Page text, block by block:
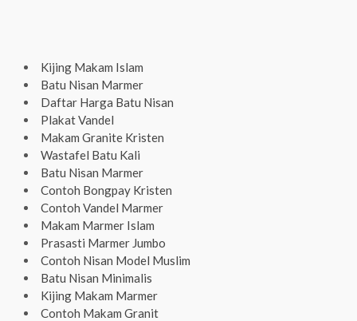
Kijing Makam Islam
Batu Nisan Marmer
Daftar Harga Batu Nisan
Plakat Vandel
Makam Granite Kristen
Wastafel Batu Kali
Batu Nisan Marmer
Contoh Bongpay Kristen
Contoh Vandel Marmer
Makam Marmer Islam
Prasasti Marmer Jumbo
Contoh Nisan Model Muslim
Batu Nisan Minimalis
Kijing Makam Marmer
Contoh Makam Granit